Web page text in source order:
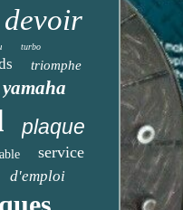
devoir
turbo
triomphe
yamaha
plaque
service
d'emploi